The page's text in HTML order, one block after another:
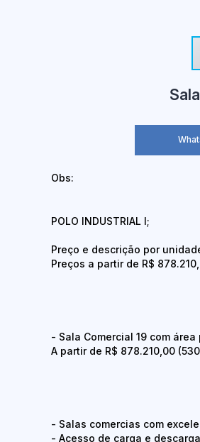
Obs:
POLO INDUSTRIAL I;
Preço e descrição por
Preços a partir de R$
- Sala Comercial 19 com
A partir de R$ 878.210,00
- Salas comercias com
- Acesso de carga e